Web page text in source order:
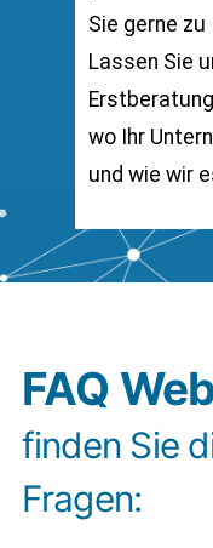
Sie gerne
Lassen Sie
wo Ihr
und wie wir
FAQ
finden Sie
Fragen: